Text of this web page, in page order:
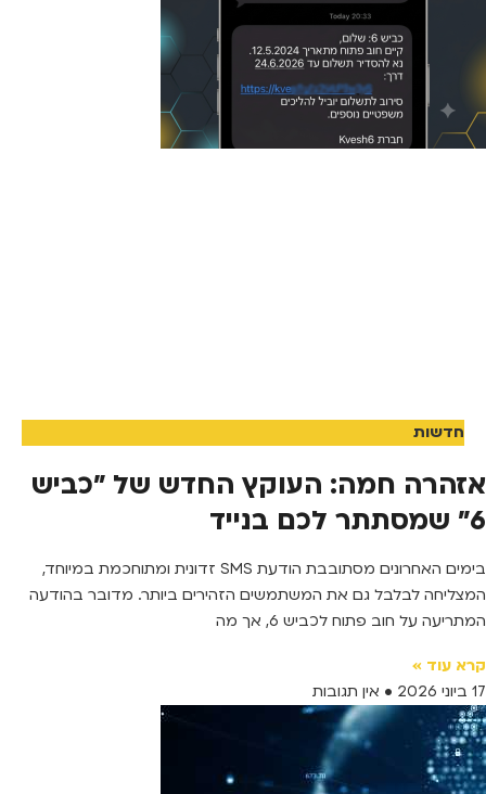
חדשות
אזהרה חמה: העוקץ החדש של "כביש
6" שמסתתר לכם בנייד
בימים האחרונים מסתובבת הודעת SMS זדונית ומתוחכמת במיוחד,
המצליחה לבלבל גם את המשתמשים הזהירים ביותר. מדובר בהודעה
המתריעה על חוב פתוח לכביש 6, אך מה
קרא עוד »
17 ביוני 2026
אין תגובות